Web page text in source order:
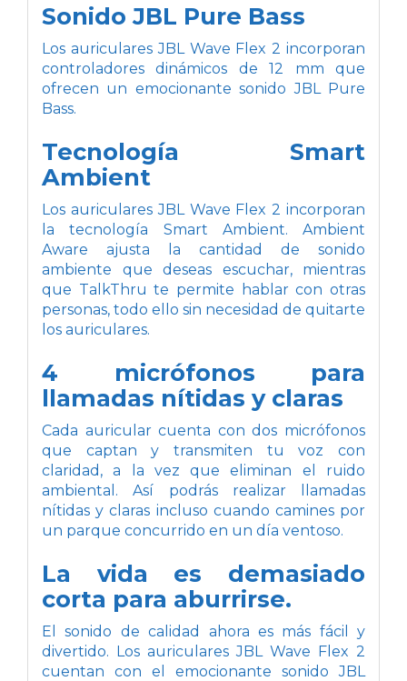
Sonido JBL Pure Bass
Los auriculares JBL Wave Flex 2 incorporan
controladores dinámicos de 12 mm que
ofrecen un emocionante sonido JBL Pure
Bass.
Tecnología Smart
Ambient
Los auriculares JBL Wave Flex 2 incorporan
la tecnología Smart Ambient. Ambient
Aware ajusta la cantidad de sonido
ambiente que deseas escuchar, mientras
que TalkThru te permite hablar con otras
personas, todo ello sin necesidad de quitarte
los auriculares.
4 micrófonos para
llamadas nítidas y claras
Cada auricular cuenta con dos micrófonos
que captan y transmiten tu voz con
claridad, a la vez que eliminan el ruido
ambiental. Así podrás realizar llamadas
nítidas y claras incluso cuando camines por
un parque concurrido en un día ventoso.
La vida es demasiado
corta para aburrirse.
El sonido de calidad ahora es más fácil y
divertido. Los auriculares JBL Wave Flex 2
cuentan con el emocionante sonido JBL